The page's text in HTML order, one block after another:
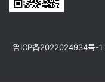
鲁ICP备2022024934号-1